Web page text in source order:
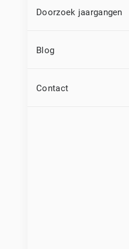
Doorzoek jaargangen
Blog
Contact